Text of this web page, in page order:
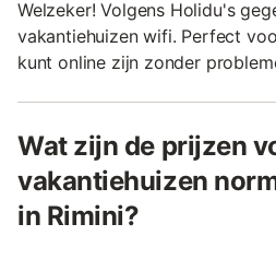
Welzeker! Volgens Holidu's
vakantiehuizen wifi. Perfect
kunt online zijn zonder
Wat zijn de prijzen
vakantiehuizen
in Rimini?